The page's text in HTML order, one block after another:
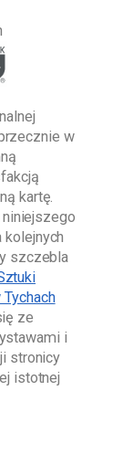
w
kartę.
kolejnych
szczebla
ze
i
stronicy
istotnej